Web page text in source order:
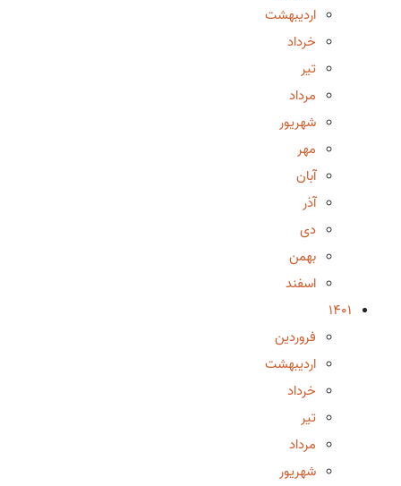
اردیبهشت
خرداد
تیر
مرداد
شهریور
مهر
آبان
آذر
دی
بهمن
اسفند
1401
فروردین
اردیبهشت
خرداد
تیر
مرداد
شهریور